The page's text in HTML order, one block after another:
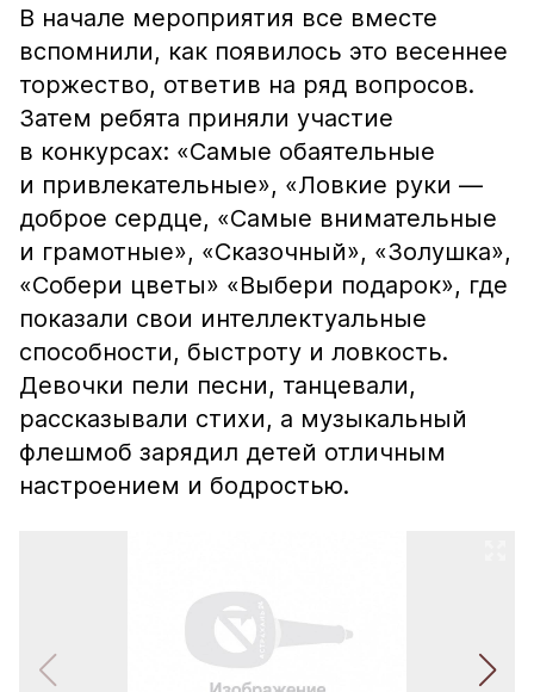
В начале мероприятия все вместе
вспомнили, как появилось это весеннее
торжество, ответив на ряд вопросов.
Затем ребята приняли участие
в конкурсах: «Самые обаятельные
и привлекательные», «Ловкие руки —
доброе сердце, «Самые внимательные
и грамотные», «Сказочный», «Золушка»,
«Собери цветы» «Выбери подарок», где
показали свои интеллектуальные
способности, быстроту и ловкость.
Девочки пели песни, танцевали,
рассказывали стихи, а музыкальный
флешмоб зарядил детей отличным
настроением и бодростью.